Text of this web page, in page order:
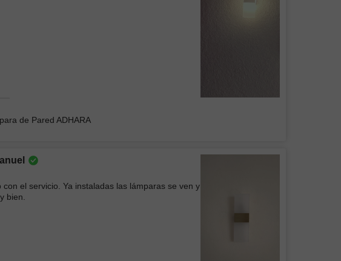
de Pared ADHARA
con el servicio. Ya instaladas las lámparas se ven y
bien.